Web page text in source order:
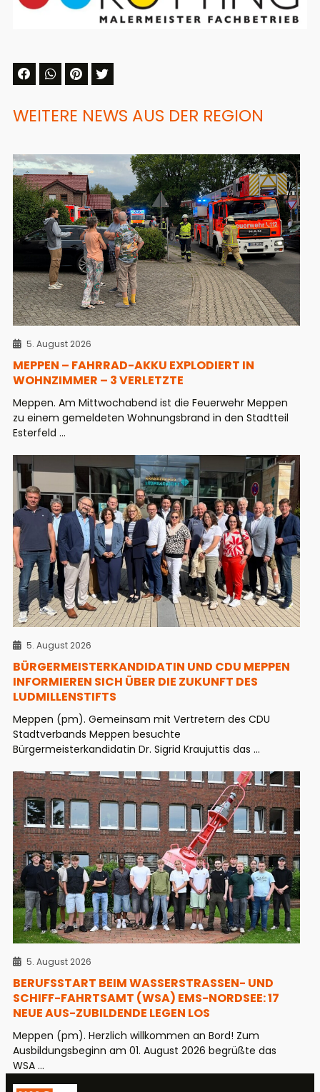
WEITERE NEWS AUS DER REGION
5. August 2026
MEPPEN – FAHRRAD-AKKU EXPLODIERT IN
WOHNZIMMER – 3 VERLETZTE
Meppen. Am Mittwochabend ist die Feuerwehr Meppen
zu einem gemeldeten Wohnungsbrand in den Stadtteil
Esterfeld ...
5. August 2026
BÜRGERMEISTERKANDIDATIN UND CDU MEPPEN
INFORMIEREN SICH ÜBER DIE ZUKUNFT DES
LUDMILLENSTIFTS
Meppen (pm). Gemeinsam mit Vertretern des CDU
Stadtverbands Meppen besuchte
Bürgermeisterkandidatin Dr. Sigrid Kraujuttis das ...
5. August 2026
BERUFSSTART BEIM WASSERSTRASSEN- UND S
CHIFF-FAHRTSAMT (WSA) EMS-NORDSEE: 17 N
EUE AUS-ZUBILDENDE LEGEN LOS
Meppen (pm). Herzlich willkommen an Bord! Zum
Ausbildungsbeginn am 01. August 2026 begrüßte das
WSA ...